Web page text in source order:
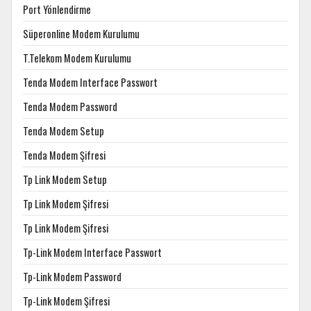
Port Yönlendirme
Süperonline Modem Kurulumu
T.Telekom Modem Kurulumu
Tenda Modem Interface Passwort
Tenda Modem Password
Tenda Modem Setup
Tenda Modem Şifresi
Tp Link Modem Setup
Tp Link Modem Şifresi
Tp Link Modem Şifresi
Tp-Link Modem Interface Passwort
Tp-Link Modem Password
Tp-Link Modem Şifresi